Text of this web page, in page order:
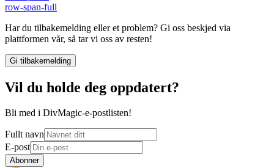
row-span-full
Har du tilbakemelding eller et problem? Gi oss beskjed via
plattformen vår, så tar vi oss av resten!
Gi tilbakemelding
Vil du holde deg oppdatert?
Bli med i DivMagic-e-postlisten!
Fullt navn
E-post
Abonner